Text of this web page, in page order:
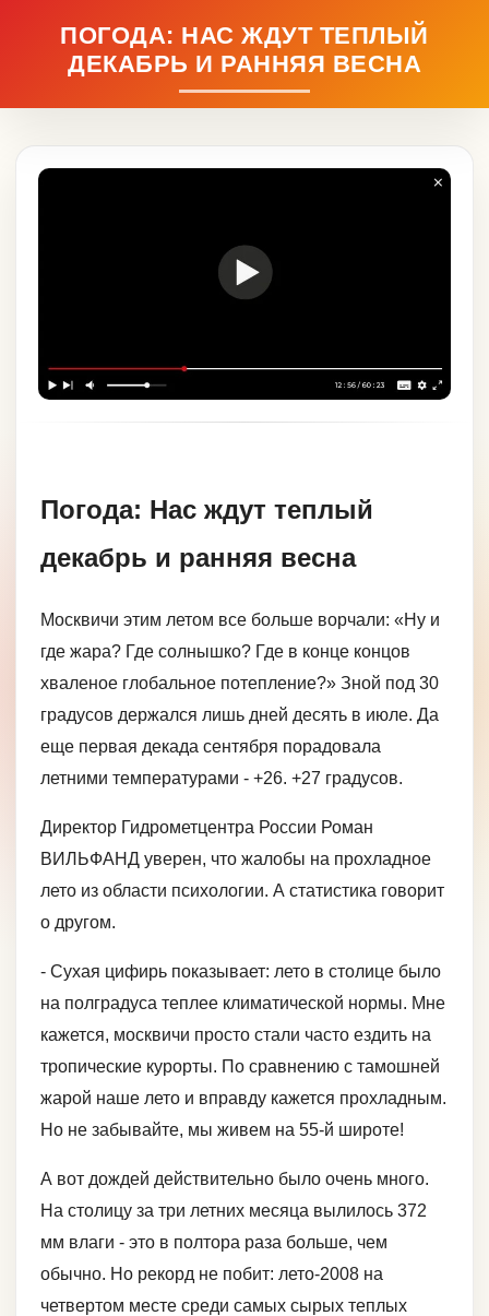
ПОГОДА: НАС ЖДУТ ТЕПЛЫЙ
ДЕКАБРЬ И РАННЯЯ ВЕСНА
Погода: Нас ждут теплый
декабрь и ранняя весна
Москвичи этим летом все больше ворчали: «Ну и
где жара? Где солнышко? Где в конце концов
хваленое глобальное потепление?» Зной под 30
градусов держался лишь дней десять в июле. Да
еще первая декада сентября порадовала
летними температурами - +26. +27 градусов.
Директор Гидрометцентра России Роман
ВИЛЬФАНД уверен, что жалобы на прохладное
лето из области психологии. А статистика говорит
о другом.
- Сухая цифирь показывает: лето в столице было
на полградуса теплее климатической нормы. Мне
кажется, москвичи просто стали часто ездить на
тропические курорты. По сравнению с тамошней
жарой наше лето и вправду кажется прохладным.
Но не забывайте, мы живем на 55-й широте!
А вот дождей действительно было очень много.
На столицу за три летних месяца вылилось 372
мм влаги - это в полтора раза больше, чем
обычно. Но рекорд не побит: лето-2008 на
четвертом месте среди самых сырых теплых